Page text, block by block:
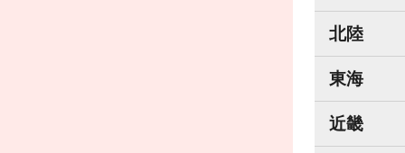
北陸
東海
近畿